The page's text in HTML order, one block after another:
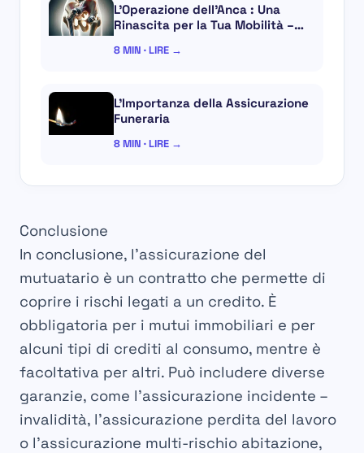
L’Operazione dell’Anca : Una
Rinascita per la Tua Mobilità –…
8 MIN · LIRE →
L’Importanza della Assicurazione
Funeraria
8 MIN · LIRE →
Conclusione
In conclusione, l’assicurazione del
mutuatario è un contratto che permette di
coprire i rischi legati a un credito. È
obbligatoria per i mutui immobiliari e per
alcuni tipi di crediti al consumo, mentre è
facoltativa per altri. Può includere diverse
garanzie, come l’assicurazione incidente –
invalidità, l’assicurazione perdita del lavoro
o l’assicurazione multi-rischio abitazione,